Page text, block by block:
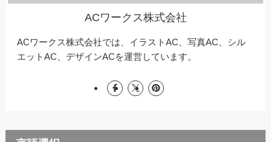
ACワークス株式会社
ACワークス株式会社では、イラストAC、写真AC、シル
エットAC、デザインACを運営しています。